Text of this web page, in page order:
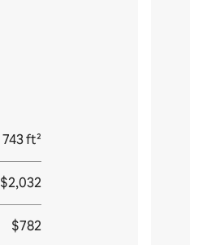
743 ft²
$2,032
$782